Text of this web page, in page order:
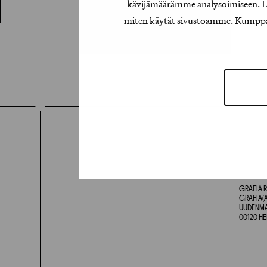
kävijämäärämme analysoimiseen.
miten käytät sivustoamme.
GRAFIA
00120